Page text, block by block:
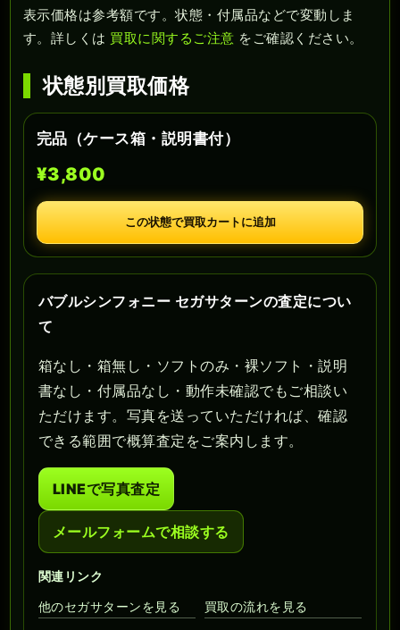
表示価格は参考額です。状態・付属品などで変動しま
す。詳しくは 買取に関するご注意 をご確認ください。
状態別買取価格
完品（ケース箱・説明書付）
¥3,800
この状態で買取カートに追加
バブルシンフォニー セガサターンの査定につい
て
箱なし・箱無し・ソフトのみ・裸ソフト・説明
書なし・付属品なし・動作未確認でもご相談い
ただけます。写真を送っていただければ、確認
できる範囲で概算査定をご案内します。
LINEで写真査定
メールフォームで相談する
関連リンク
他のセガサターンを見る
買取の流れを見る